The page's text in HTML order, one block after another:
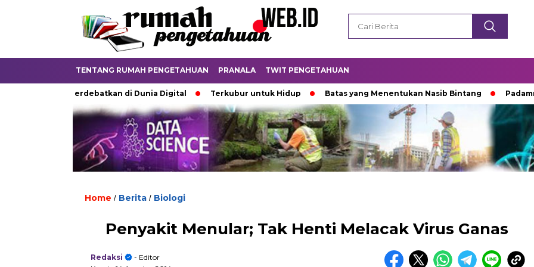
TENTANG RUMAH PENGETAHUAN PRANALA TWIT PENGETAHUAN
Diperdebatkan di Dunia Digital Terkubur untuk Hidup Batas yang Menentukan Nasib Bintang Padamnya
Home / Berita / Biologi
Penyakit Menular; Tak Henti Melacak Virus Ganas
Redaksi
- Editor